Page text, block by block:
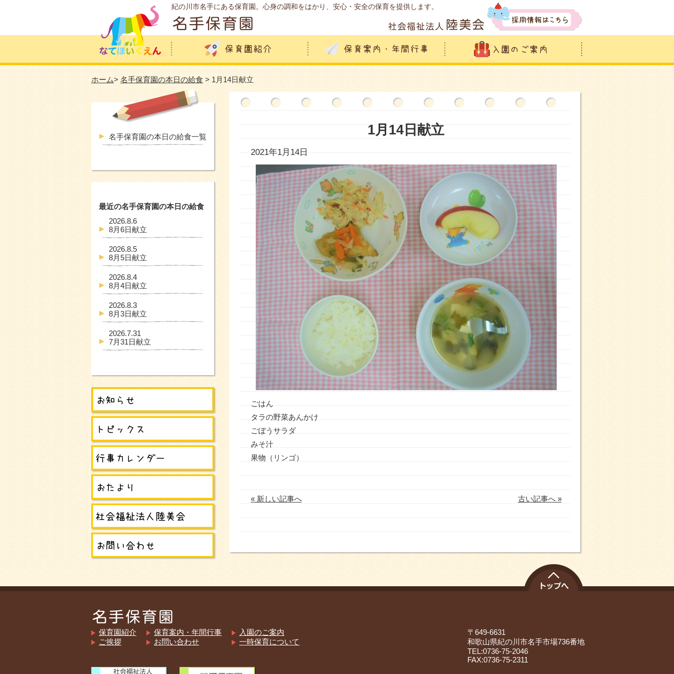
紀の川市名手にある保育園。心身の調和をはかり、安心・安全の保育を提供します。
ホーム> 名手保育園の本日の給食 > 1月14日献立
1月14日献立
2021年1月14日
ごはん
タラの野菜あんかけ
ごぼうサラダ
みそ汁
果物（リンゴ）
« 新しい記事へ 古い記事へ »
名手保育園の本日の給食一覧
最近の名手保育園の本日の給食
2026.8.6
8月6日献立
2026.8.5
8月5日献立
2026.8.4
8月4日献立
2026.8.3
8月3日献立
2026.7.31
7月31日献立
保育園紹介
ご挨拶
保育案内・年間行事
お問い合わせ
入園のご案内
一時保育について
〒649-6631
和歌山県紀の川市名手市場736番地
TEL:0736-75-2046
FAX:0736-75-2311